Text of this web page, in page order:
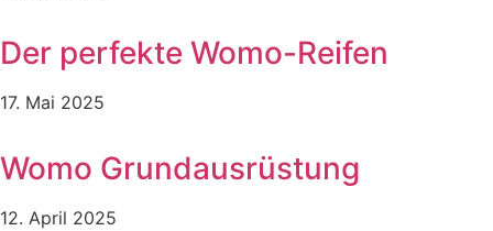
Der perfekte Womo-Reifen
17. Mai 2025
Womo Grundausrüstung
12. April 2025